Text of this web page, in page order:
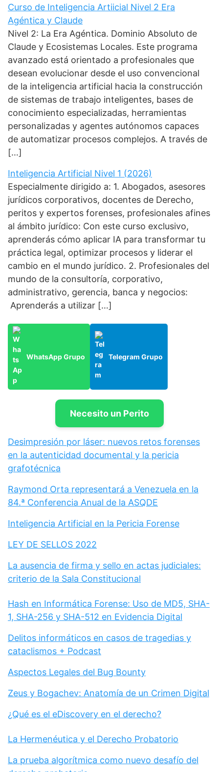
Curso de Inteligencia Artiicial Nivel 2 Era
Agéntica y Claude
Nivel 2: La Era Agéntica. Dominio Absoluto de
Claude y Ecosistemas Locales. Este programa
avanzado está orientado a profesionales que
desean evolucionar desde el uso convencional
de la inteligencia artificial hacia la construcción
de sistemas de trabajo inteligentes, bases de
conocimiento especializadas, herramientas
personalizadas y agentes autónomos capaces
de automatizar procesos complejos. A través de
[…]
Inteligencia Artificial Nivel 1 (2026)
Especialmente dirigido a: 1. Abogados, asesores
jurídicos corporativos, docentes de Derecho,
peritos y expertos forenses, profesionales afines
al ámbito jurídico: Con este curso exclusivo,
aprenderás cómo aplicar IA para transformar tu
práctica legal, optimizar procesos y liderar el
cambio en el mundo jurídico. 2. Profesionales del
mundo de la consultoría, corporativo,
administrativo, gerencia, banca y negocios:
Aprenderás a utilizar […]
WhatsApp Grupo Telegram Grupo
Necesito un Perito
Desimpresión por láser: nuevos retos forenses
en la autenticidad documental y la pericia
grafotécnica
Raymond Orta representará a Venezuela en la
84.ª Conferencia Anual de la ASQDE
Inteligencia Artificial en la Pericia Forense
LEY DE SELLOS 2022
La ausencia de firma y sello en actas judiciales:
criterio de la Sala Constitucional
Hash en Informática Forense: Uso de MD5, SHA-
1, SHA-256 y SHA-512 en Evidencia Digital
Delitos informáticos en casos de tragedias y
cataclismos + Podcast
Aspectos Legales del Bug Bounty
Zeus y Bogachev: Anatomía de un Crimen Digital
¿Qué es el eDiscovery en el derecho?
La Hermenéutica y el Derecho Probatorio
La prueba algorítmica como nuevo desafío del